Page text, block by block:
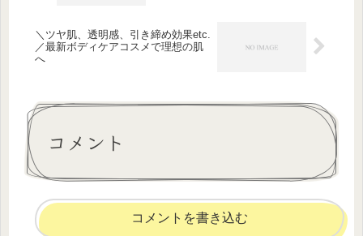
＼ツヤ肌、透明感、引き締め効果etc.
／最新ボディケアコスメで理想の肌
へ
コメント
コメントを書き込む